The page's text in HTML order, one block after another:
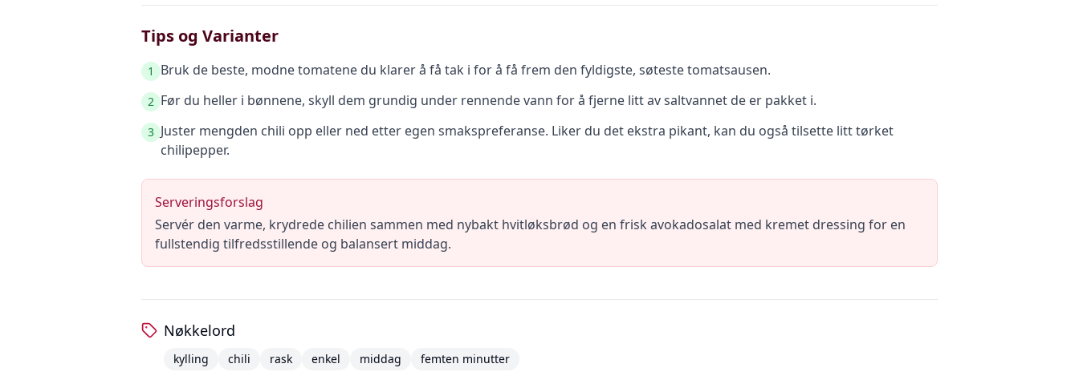
Tips og Varianter
1 Bruk de beste, modne tomatene du klarer å få tak i for å få frem den fyldigste, søteste tomatsausen.
2 Før du heller i bønnene, skyll dem grundig under rennende vann for å fjerne litt av saltvannet de er pakket i.
3 Juster mengden chili opp eller ned etter egen smakspreferanse. Liker du det ekstra pikant, kan du også tilsette litt tørket
chilipepper.
Serveringsforslag
Servér den varme, krydrede chilien sammen med nybakt hvitløksbrød og en frisk avokadosalat med kremet dressing for en
fullstendig tilfredsstillende og balansert middag.
Nøkkelord
kylling chili rask enkel middag femten minutter